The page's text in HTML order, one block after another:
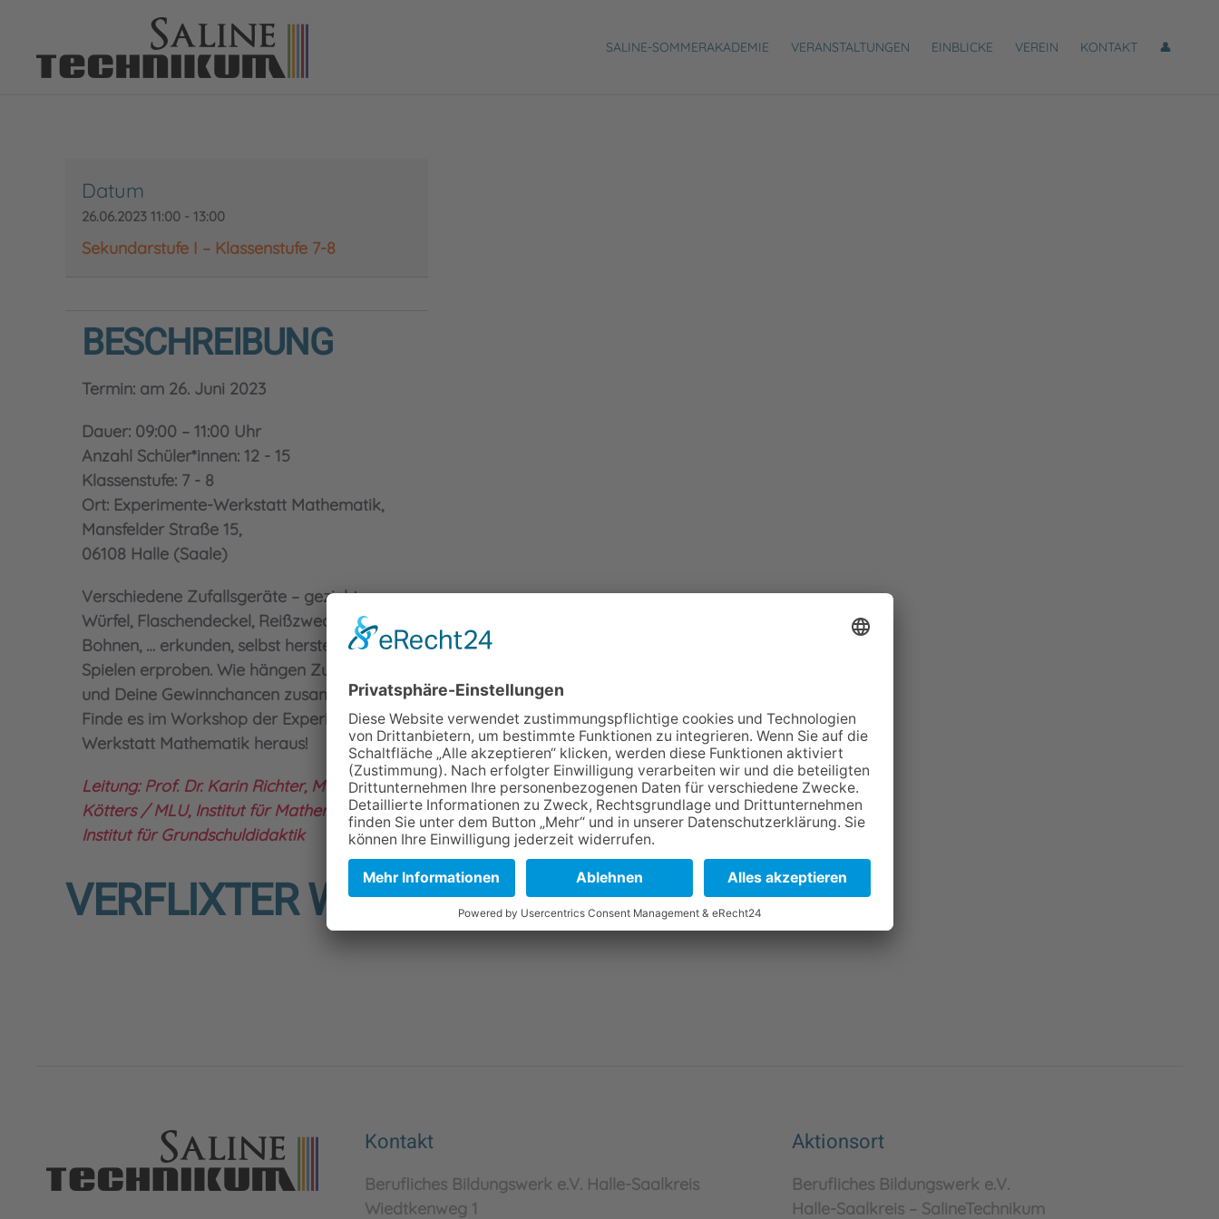
SALINE-SOMMERAKADEMIE VERANSTALTUNGEN EINBLICKE VEREIN KONTAKT 👤
VERFLIXTER WÜRFEL!
Datum
26.06.2023 11:00 - 13:00
Sekundarstufe I – Klassenstufe 7-8
BESCHREIBUNG
Termin: am 26. Juni 2023
Dauer: 09:00 – 11:00 Uhr
Anzahl Schüler*innen: 12 - 15
Klassenstufe: 7 - 8
Ort: Experimente-Werkstatt Mathematik,
Mansfelder Straße 15,
06108 Halle (Saale)
Verschiedene Zufallsgeräte – gezinkte
Würfel, Flaschendeckel, Reißzwecken,
Bohnen, … erkunden, selbst herstellen und in
Spielen erproben. Wie hängen Zufallsgerät
und Deine Gewinnchancen zusammen?
Finde es im Workshop der Experimente-
Werkstatt Mathematik heraus!
Leitung: Prof. Dr. Karin Richter, Maria
Kötters / MLU, Institut für Mathematik,
Institut für Grundschuldidaktik
Kontakt
Berufliches Bildungswerk e.V. Halle-Saalkreis
Wiedtkenweg 1
Aktionsort
Berufliches Bildungswerk e.V.
Halle-Saalkreis – SalineTechnikum